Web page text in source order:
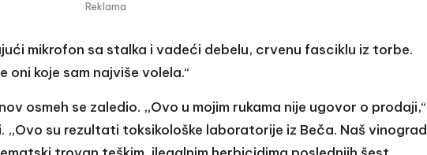
Reklama
mikrofon sa stalka i vadeći debelu, crvenu fasciklu iz torbe.
oni koje sam najviše volela.“
osmeh se zaledio. „Ovo u mojim rukama nije ugovor o prodaji,“
„Ovo su rezultati toksikološke laboratorije iz Beča. Naš vinograd